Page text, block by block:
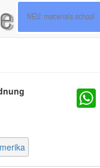
NEU: materials.school